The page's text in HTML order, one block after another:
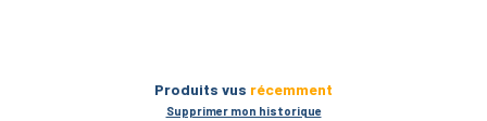
Produits vus récemment
Supprimer mon historique